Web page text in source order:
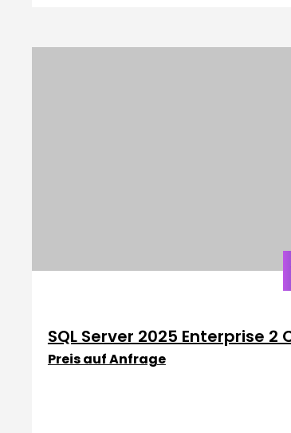
SQL Server 2025 Enterprise 2
Preis auf Anfrage